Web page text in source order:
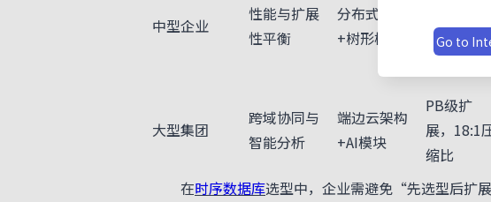
中型企业
性能与扩展
性平衡
分布式集群
+树形模型
P99查询
<500ms
大型集团
跨域协同与
智能分析
端边云架构
+AI模块
PB级扩
展，18:1
缩比
在时序数据库选型中，企业需避免“先选型后扩
Go to